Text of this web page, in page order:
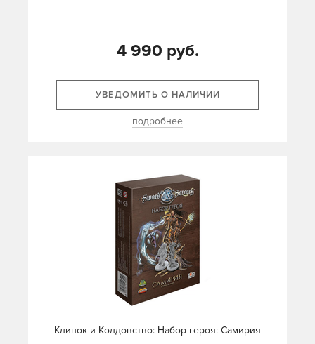
4 990 руб.
УВЕДОМИТЬ О НАЛИЧИИ
подробнее
Клинок и Колдовство: Набор героя: Самирия